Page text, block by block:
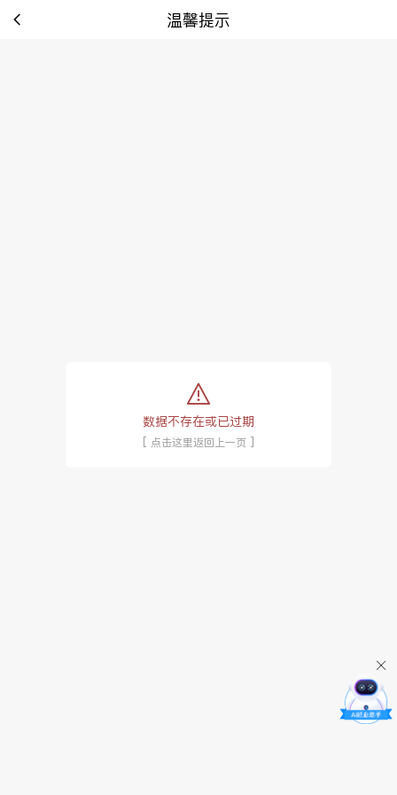
温馨提示
tip:
数据不存在或已过期
[ 点击这里返回上一页 ]